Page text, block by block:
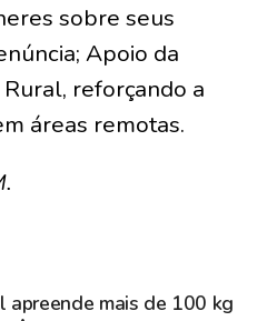
sobre seus
Apoio da
reforçando a
áreas remotas.
apreende mais de 100 kg